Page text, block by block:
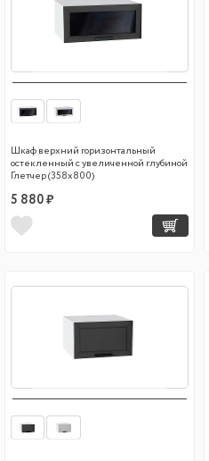
Шкаф верхний горизонтальный
остекленный с увеличенной глубиной
Глетчер (358х800)
5 880 ₽